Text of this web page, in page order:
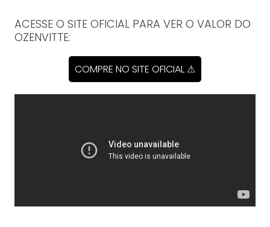
ACESSE O SITE OFICIAL PARA VER O VALOR DO
OZENVITTE:
COMPRE NO SITE OFICIAL ⚠